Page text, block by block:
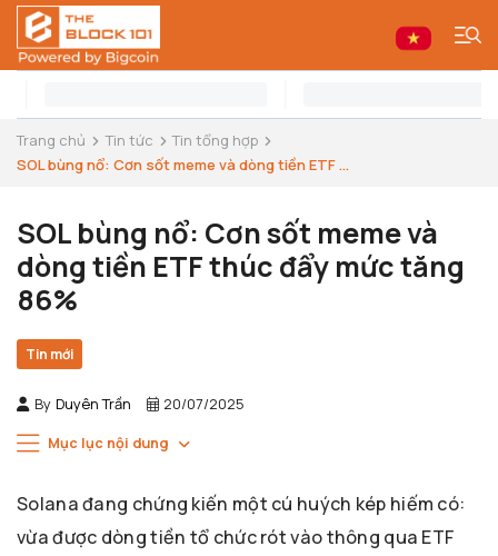
Trang chủ Tin tức
Tin tổng hợp
SOL bùng nổ: Cơn sốt meme và dòng tiền ETF ...
SOL bùng nổ: Cơn sốt meme và
dòng tiền ETF thúc đẩy mức tăng
86%
Tin mới
By Duyên Trần 20/07/2025
Mục lục nội dung
Solana đang chứng kiến một cú huých kép hiếm có:
vừa được dòng tiền tổ chức rót vào thông qua ETF